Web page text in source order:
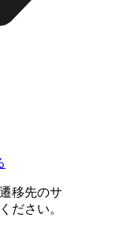
移先のサ
ださい。